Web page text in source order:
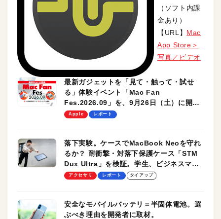
（ソフト内課
金あり）
【URL】 Mac
App Store＞
写真／ビデオ
最新ガジェットを「見て・触って・試せ
る」体験イベント「Mac Fan
Fes.2026.09」を、9月26日（土）に開催
します！
Apple レポート
落下実験。ケースでMacBook Neoを守れ
るか？ 耐衝撃・対落下保護ケース「STM
Dux Ultra」を検証。学生、ビジネスマン
のモバイルユースに最適！
アクセサリ レポート タイアップ
安全なモバイルバッテリ＝半固体電池。選
ぶべき理由を開発者に取材。